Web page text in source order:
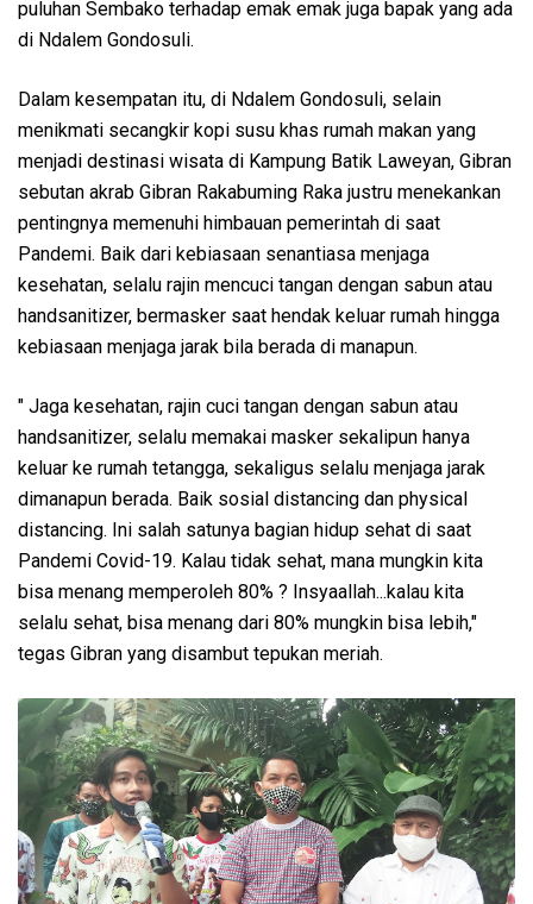
puluhan Sembako terhadap emak emak juga bapak yang ada
di Ndalem Gondosuli.
Dalam kesempatan itu, di Ndalem Gondosuli, selain
menikmati secangkir kopi susu khas rumah makan yang
menjadi destinasi wisata di Kampung Batik Laweyan, Gibran
sebutan akrab Gibran Rakabuming Raka justru menekankan
pentingnya memenuhi himbauan pemerintah di saat
Pandemi. Baik dari kebiasaan senantiasa menjaga
kesehatan, selalu rajin mencuci tangan dengan sabun atau
handsanitizer, bermasker saat hendak keluar rumah hingga
kebiasaan menjaga jarak bila berada di manapun.
" Jaga kesehatan, rajin cuci tangan dengan sabun atau
handsanitizer, selalu memakai masker sekalipun hanya
keluar ke rumah tetangga, sekaligus selalu menjaga jarak
dimanapun berada. Baik sosial distancing dan physical
distancing. Ini salah satunya bagian hidup sehat di saat
Pandemi Covid-19. Kalau tidak sehat, mana mungkin kita
bisa menang memperoleh 80% ? Insyaallah...kalau kita
selalu sehat, bisa menang dari 80% mungkin bisa lebih,"
tegas Gibran yang disambut tepukan meriah.